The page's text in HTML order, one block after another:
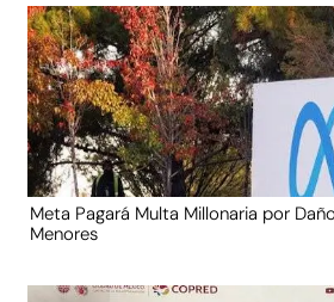
Meta Pagará Multa Millonaria por
Menores